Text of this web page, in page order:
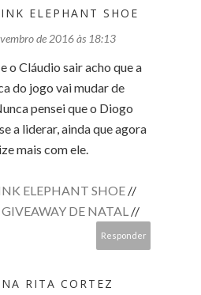
ELEPHANT SHOE
de 2016 às 18:13
o Cláudio sair acho que a
do jogo vai mudar de
pensei que o Diogo
a liderar, ainda que agora
mais com ele.
ELEPHANT SHOE //
DE NATAL //
Responder
RITA CORTEZ